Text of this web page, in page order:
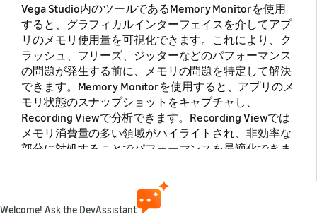
Vega Studio内のツールであるMemory Monitorを使用
すると、グラフィカルインターフェイスを介してアプ
リのメモリ使用量を可視化できます。 これにより、ク
ラッシュ、フリーズ、ジッターなどのパフォーマンス
の問題が発生する前に、メモリの問題を特定して解決
できます。Memory Monitorを使用すると、アプリのメ
モリ状態のスナップショットをキャプチャし、
Recording Viewで分析できます。Recording Viewでは
メモリ消費量の多い領域がハイライトされ、非効率な
部分に対処することでパフォーマンスを最適化できま
このページでは、Visual Studio（VS）Codeのコマンド
パレットを使用して、Memory Monitorを使用する方
Welcome! Ask the DevAssistant